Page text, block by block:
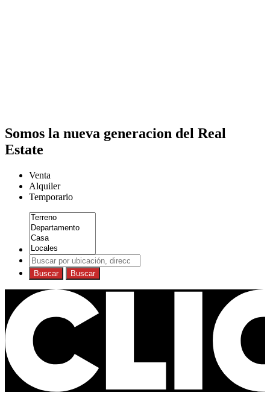
Somos la nueva generacion del Real
Estate
Venta
Alquiler
Temporario
Buscar Buscar